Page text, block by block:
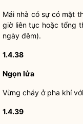
Mái nhà có sự có mặt
giờ liên tục hoặc tổng
ngày đêm).
1.4.38
Ngọn lửa
Vừng cháy ở pha khí
1.4.39